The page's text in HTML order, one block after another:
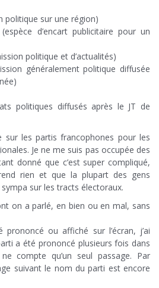
politique sur une région)
d’encart publicitaire pour un
politique et d’actualités)
généralement politique diffusée
politiques diffusés après le JT de
sur les partis francophones pour les
Je ne me suis pas occupée des
donné que c’est super compliqué,
rien et que la plupart des gens
sur les tracts électoraux.
on a parlé, en bien ou en mal, sans
ou affiché sur l’écran, j’ai
a été prononcé plusieurs fois dans
compte qu’un seul passage. Par
suivant le nom du parti est encore